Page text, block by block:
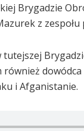
Brygadzie
z
i Afganistanie.